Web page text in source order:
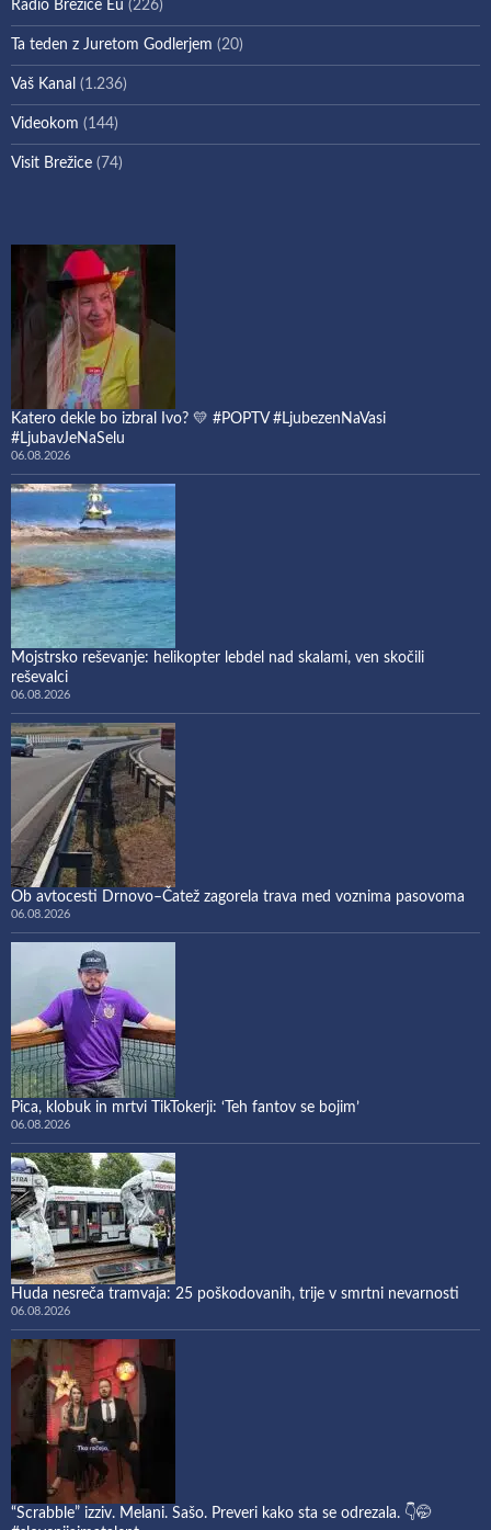
Radio Brežice Eu (226)
Ta teden z Juretom Godlerjem (20)
Vaš Kanal (1.236)
Videokom (144)
Visit Brežice (74)
Katero dekle bo izbral Ivo? 💛 #POPTV #LjubezenNaVasi
#LjubavJeNaSelu
06.08.2026
Mojstrsko reševanje: helikopter lebdel nad skalami, ven skočili
reševalci
06.08.2026
Ob avtocesti Drnovo–Čatež zagorela trava med voznima pasovoma
06.08.2026
Pica, klobuk in mrtvi TikTokerji: ‘Teh fantov se bojim’
06.08.2026
Huda nesreča tramvaja: 25 poškodovanih, trije v smrtni nevarnosti
06.08.2026
“Scrabble” izziv. Melani. Sašo. Preveri kako sta se odrezala. 👇🤭